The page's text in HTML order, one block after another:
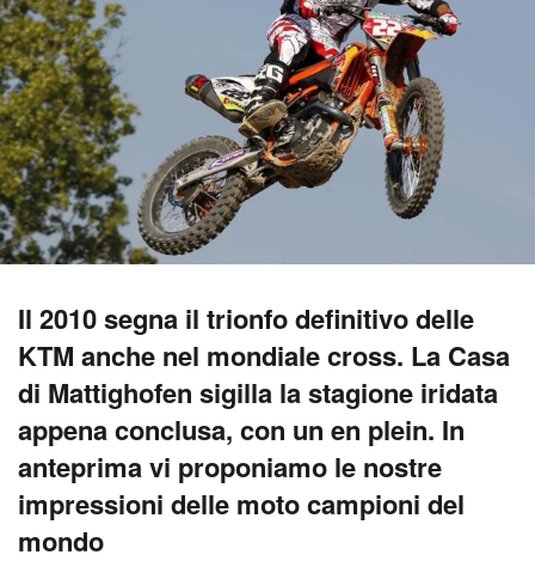
Il 2010 segna il trionfo definitivo delle
KTM anche nel mondiale cross. La Casa
di Mattighofen sigilla la stagione iridata
appena conclusa, con un en plein. In
anteprima vi proponiamo le nostre
impressioni delle moto campioni del
mondo